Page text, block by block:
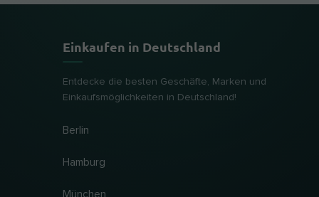
Einkaufen in Deutschland
Entdecke die besten Geschäfte, Marken und
Einkaufsmöglichkeiten in Deutschland!
Berlin
Hamburg
München